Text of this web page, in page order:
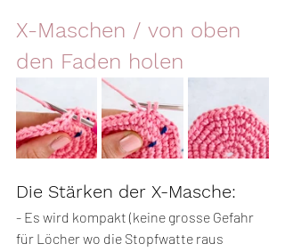
X-Maschen / von oben
den Faden holen
Die Stärken der X-Masche:
- Es wird kompakt (keine grosse Gefahr
für Löcher wo die Stopfwatte raus